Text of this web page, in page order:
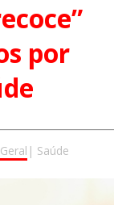
por
Geral | Saúde